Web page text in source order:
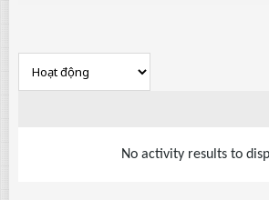
No activity results to